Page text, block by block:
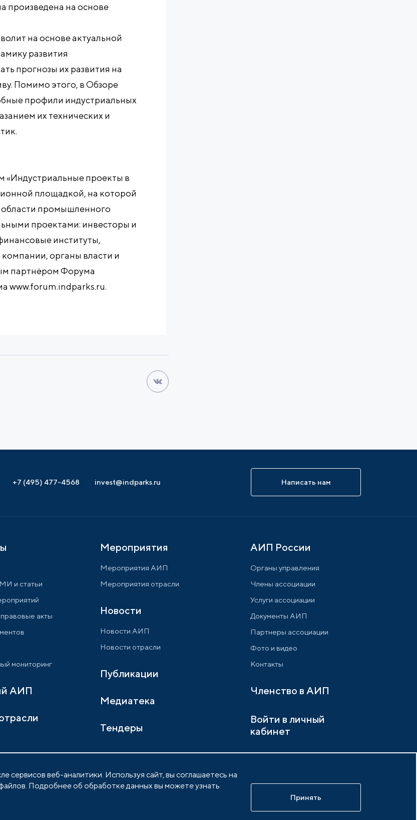
произведена на основе
на основе актуальной
развития
прогнозы их развития на
Помимо этого, в Обзоре
профили индустриальных
их технических и
проекты в
площадкой, на которой
промышленного
проектами: инвесторы и
институты,
органы власти и
партнёром Форума
www.forum.indparks.ru.
+7 (495) 477-4568 invest@indparks.ru Написать нам
и статьи
акты
мониторинг
АИП
Мероприятия
Мероприятия АИП
Мероприятия отрасли
Новости
Новости АИП
Новости отрасли
Публикации
Медиатека
Тендеры
АИП России
Органы управления
Члены ассоциации
Услуги ассоциации
Документы АИП
Партнеры ассоциации
Фото и видео
Контакты
Членство в АИП
Войти в личный
кабинет
Разработано вidem.agency
сервисов веб-аналитики. Используя сайт, вы соглашаетесь на
Подробнее об обработке данных вы можете узнать
Принять